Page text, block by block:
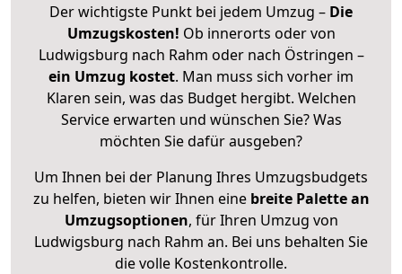
Der wichtigste Punkt bei jedem Umzug – Die
Umzugskosten! Ob innerorts oder von
Ludwigsburg nach Rahm oder nach Östringen –
ein Umzug kostet. Man muss sich vorher im
Klaren sein, was das Budget hergibt. Welchen
Service erwarten und wünschen Sie? Was
möchten Sie dafür ausgeben?
Um Ihnen bei der Planung Ihres Umzugsbudgets
zu helfen, bieten wir Ihnen eine breite Palette an
Umzugsoptionen, für Ihren Umzug von
Ludwigsburg nach Rahm an. Bei uns behalten Sie
die volle Kostenkontrolle.